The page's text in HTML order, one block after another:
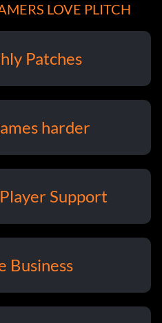
LOVE PLITCH
Patches
harder
Support
Business